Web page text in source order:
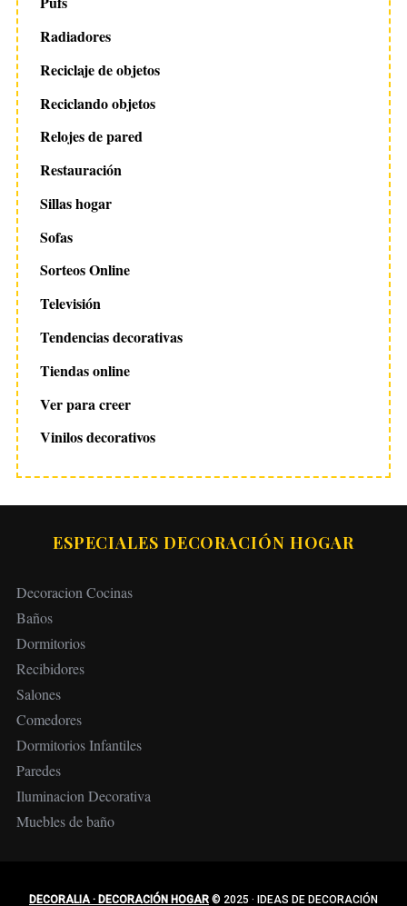
Radiadores
Reciclaje de objetos
Reciclando objetos
Relojes de pared
Restauración
Sillas hogar
Sofas
Sorteos Online
Televisión
Tendencias decorativas
Tiendas online
Ver para creer
Vinilos decorativos
ESPECIALES DECORACIÓN HOGAR
Decoracion Cocinas
Baños
Dormitorios
Recibidores
Salones
Comedores
Dormitorios Infantiles
Paredes
Iluminacion Decorativa
Muebles de baño
DECORALIA · DECORACIÓN HOGAR© 2025 · IDEAS DE DECORACIÓN